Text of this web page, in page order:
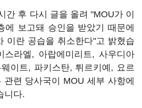
간 후 다시 글을 올려 "MOU가 이
에 보고돼 승인을 받았기 때문에
이란 공습을 취소한다"고 밝혔습
스라엘, 아랍에미리트, 사우디아
이트, 파키스탄, 튀르키예, 요르
련 당사국이 MOU 세부 사항에
니다.